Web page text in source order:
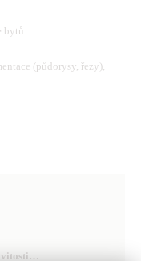
bytů
(půdorysy, řezy),